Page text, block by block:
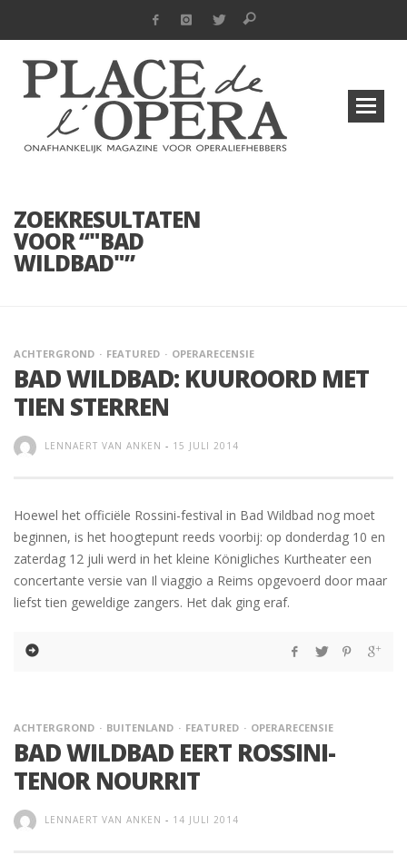
ZOEKRESULTATEN
VOOR “"BAD
WILDBAD"”
ACHTERGROND FEATURED OPERARECENSIE
BAD WILDBAD: KUUROORD MET
TIEN STERREN
LENNAERT VAN ANKEN - 15 JULI 2014
Hoewel het officiële Rossini-festival in Bad Wildbad nog moet
beginnen, is het hoogtepunt reeds voorbij: op donderdag 10 en
zaterdag 12 juli werd in het kleine Königliches Kurtheater een
concertante versie van Il viaggio a Reims opgevoerd door maar
liefst tien geweldige zangers. Het dak ging eraf.
ACHTERGROND BUITENLAND FEATURED OPERARECENSIE
BAD WILDBAD EERT ROSSINI-
TENOR NOURRIT
LENNAERT VAN ANKEN - 14 JULI 2014